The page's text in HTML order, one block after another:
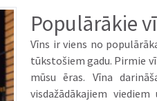
Populārākie
Vīns ir viens no
tūkstošiem gadu. Pirmie
mūsu ēras. Vīna
visdažādākajiem